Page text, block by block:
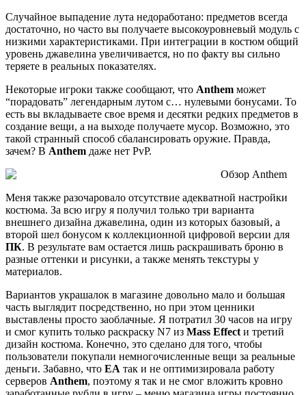
Случайное выпадение лута недоработано: предметов всегда
достаточно, но часто вы получаете высокоуровневый модуль с
низкими характеристиками. При интеграции в костюм общий
уровень джавелина увеличивается, но по факту вы сильно
теряете в реальных показателях.
Некоторые игроки также сообщают, что Anthem может
“порадовать” легендарным лутом с… нулевыми бонусами. То
есть вы вкладываете свое время и десятки редких предметов в
создание вещи, а на выходе получаете мусор. Возможно, это
такой странный способ сбалансировать оружие. Правда,
зачем? В Anthem даже нет PvP.
Меня также разочаровало отсутствие адекватной настройки
костюма. За всю игру я получил только три варианта
внешнего дизайна джавелина, один из которых базовый, а
второй шел бонусом к коллекционной цифровой версии для
ПК. В результате вам остается лишь раскрашивать броню в
разные оттенки и рисунки, а также менять текстуры у
материалов.
Вариантов украшалок в магазине довольно мало и большая
часть выглядит посредственно, но при этом ценники
выставлены просто заоблачные. Я потратил 30 часов на игру
и смог купить только раскраску N7 из Mass Effect и третий
дизайн костюма. Конечно, это сделано для того, чтобы
пользователи покупали немногочисленные вещи за реальные
деньги. Забавно, что EA так и не оптимизировала работу
серверов Anthem, поэтому я так и не смог вложить кровно